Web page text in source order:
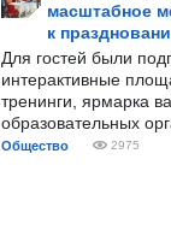
масштабное
к
Для гостей были
интерактивные
тренинги, ярмарка
образовательных
Общество 2975